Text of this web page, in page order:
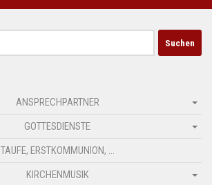
ANSPRECHPARTNER
GOTTESDIENSTE
TAUFE, ERSTKOMMUNION, …
KIRCHENMUSIK